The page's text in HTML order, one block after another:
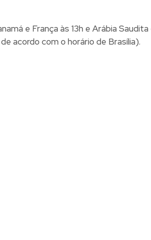
e França às 13h e Arábia Saudita
acordo com o horário de Brasília).